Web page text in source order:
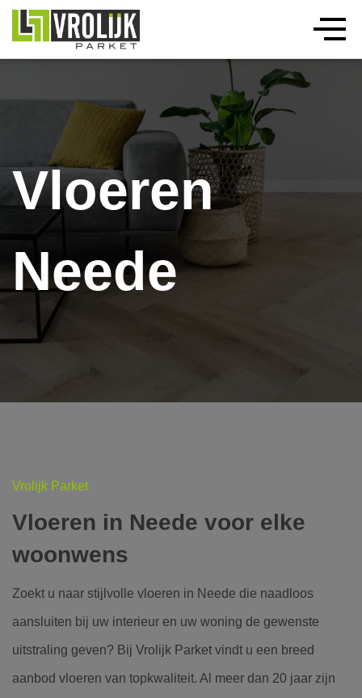
Vloeren
Neede
Vrolijk Parket
Vloeren in Neede voor elke
woonwens
Zoekt u naar stijlvolle vloeren in Neede die naadloos
aansluiten bij uw interieur en uw woning de gewenste
uitstraling geven? Bij Vrolijk Parket vindt u een breed
aanbod vloeren van topkwaliteit. Al meer dan 20 jaar zijn